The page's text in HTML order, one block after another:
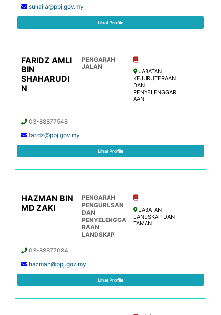
suhaila@ppj.gov.my
Lihat Profile
FARIDZ AMLI
BIN
SHAHARUDI
N
PENGARAH
JALAN
JABATAN
KEJURUTERAAN
DAN
PENYELENGGAR
AAN
03-88877548
faridz@ppj.gov.my
Lihat Profile
HAZMAN BIN
MD ZAKI
PENGARAH
PENGURUSAN
DAN
PENYELENGGA
RAAN
LANDSKAP
JABATAN
LANDSKAP DAN
TAMAN
03-88877084
hazman@ppj.gov.my
Lihat Profile